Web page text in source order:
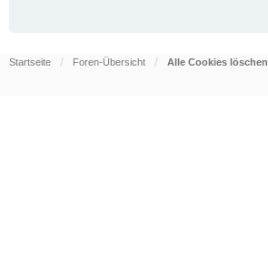
Startseite Foren-Übersicht Alle Cookies löschen